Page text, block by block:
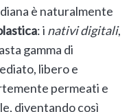
è naturalmente
: i nativi digitali,
gamma di
libero e
permeati e
diventando così